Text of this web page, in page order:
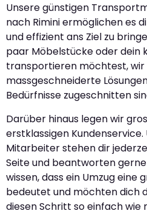
Unsere günstigen
nach Rimini ermöglichen es
und effizient ans Ziel zu
paar Möbelstücke oder dein
transportieren möchtest,
massgeschneiderte
Bedürfnisse zugeschnitten
Darüber hinaus legen wir
erstklassigen
Mitarbeiter stehen dir
Seite und beantworten
wissen, dass ein Umzug eine
bedeutet und möchten dich
diesen Schritt so einfach wie